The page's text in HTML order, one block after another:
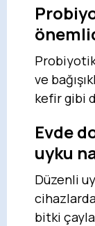
ve
kefir gibi
Evde
uyku
Düzenli
bitki